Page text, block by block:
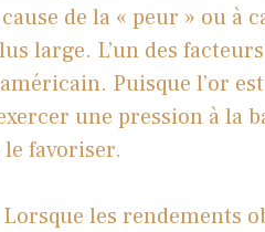
de la « peur » ou à
large. L’un des
Puisque l’or
une pression à la
favoriser.
les rendements